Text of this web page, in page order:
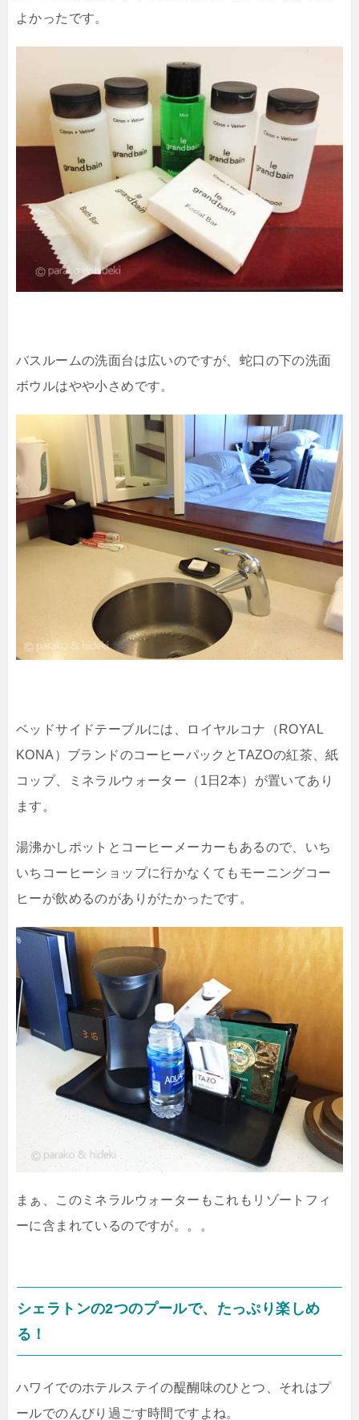
よかったです。
バスルームの洗面台は広いのですが、蛇口の下の洗面
ボウルはやや小さめです。
ベッドサイドテーブルには、ロイヤルコナ（ROYAL
KONA）ブランドのコーヒーパックとTAZOの紅茶、紙
コップ、ミネラルウォーター（1日2本）が置いてあり
ます。
湯沸かしポットとコーヒーメーカーもあるので、いち
いちコーヒーショップに行かなくてもモーニングコー
ヒーが飲めるのがありがたかったです。
まぁ、このミネラルウォーターもこれもリゾートフィ
ーに含まれているのですが。。。
シェラトンの2つのプールで、たっぷり楽しめ
る！
ハワイでのホテルステイの醍醐味のひとつ、それはプ
ールでのんびり過ごす時間ですよね。